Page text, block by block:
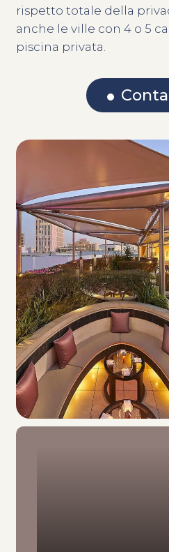
rispetto totale della
anche le ville con 4 o 5
piscina privata.